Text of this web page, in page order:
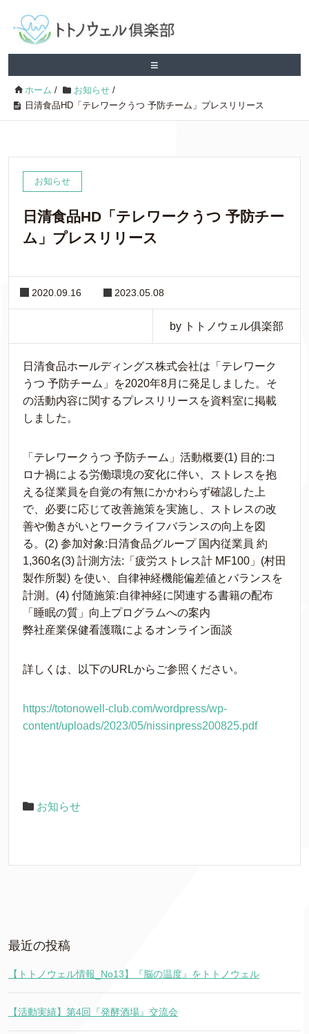
≡
ホーム / お知らせ /
日清食品HD「テレワークうつ 予防チーム」プレスリリース
お知らせ
日清食品HD「テレワークうつ 予防チー
ム」プレスリリース
2020.09.16 2023.05.08
by トトノウェル俱楽部
日清食品ホールディングス株式会社は「テレワーク
うつ 予防チーム」を2020年8月に発足しました。そ
の活動内容に関するプレスリリースを資料室に掲載
しました。
「テレワークうつ 予防チーム」活動概要(1) 目的:コ
ロナ禍による労働環境の変化に伴い、ストレスを抱
える従業員を自覚の有無にかかわらず確認した上
で、必要に応じて改善施策を実施し、ストレスの改
善や働きがいとワークライフバランスの向上を図
る。(2) 参加対象:日清食品グループ 国内従業員 約
1,360名(3) 計測方法:「疲労ストレス計 MF100」(村田
製作所製) を使い、自律神経機能偏差値とバランスを
計測。(4) 付随施策:自律神経に関連する書籍の配布
「睡眠の質」向上プログラムへの案内
弊社産業保健看護職によるオンライン面談
詳しくは、以下のURLからご参照ください。
https://totonowell-club.com/wordpress/wp-
content/uploads/2023/05/nissinpress200825.pdf
お知らせ
最近の投稿
【トトノウェル情報_No13】『脳の温度』をトトノウェル
【活動実績】第4回『発酵酒場』交流会